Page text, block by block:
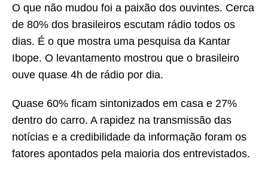
O que não mudou foi a paixão dos ouvintes. Cerca
de 80% dos brasileiros escutam rádio todos os
dias. É o que mostra uma pesquisa da Kantar
Ibope. O levantamento mostrou que o brasileiro
ouve quase 4h de rádio por dia.
Quase 60% ficam sintonizados em casa e 27%
dentro do carro. A rapidez na transmissão das
notícias e a credibilidade da informação foram os
fatores apontados pela maioria dos entrevistados.